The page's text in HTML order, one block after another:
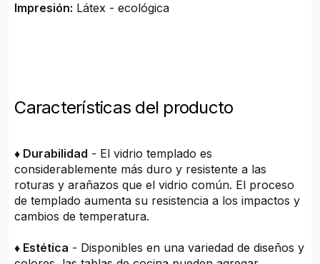
Impresión: Látex - ecológica
Características del producto
♦ Durabilidad - El vidrio templado es
considerablemente más duro y resistente a las
roturas y arañazos que el vidrio común. El proceso
de templado aumenta su resistencia a los impactos y
cambios de temperatura.
♦ Estética - Disponibles en una variedad de diseños y